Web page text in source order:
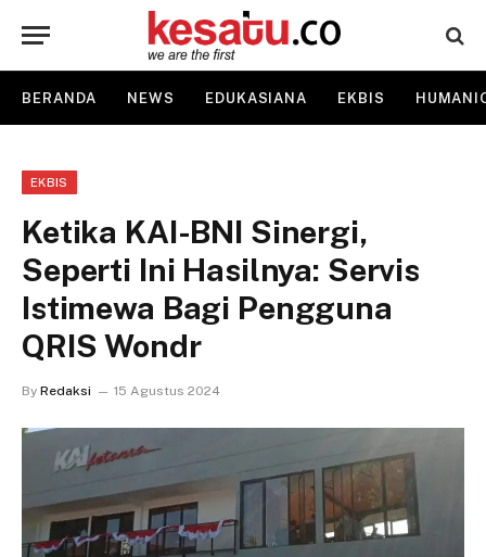
BERANDA NEWS EDUKASIANA EKBIS
EKBIS
Ketika KAI-BNI Sinergi,
Seperti Ini Hasilnya: Servis
Istimewa Bagi Pengguna
QRIS Wondr
By Redaksi 15 Agustus 2024